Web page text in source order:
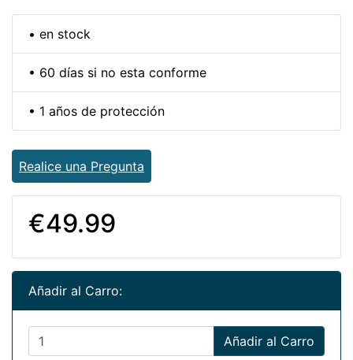
• en stock
• 60 días si no esta conforme
• 1 años de protección
Realice una Pregunta
€49.99
Añadir al Carro:
Añadir al Carro